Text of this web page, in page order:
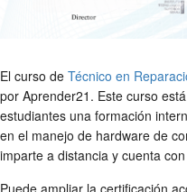
El curso de Técnico en
por Aprender21. Este curso
estudiantes una formación
en el manejo de hardware de
imparte a distancia y cuenta
Puede ampliar la certificación